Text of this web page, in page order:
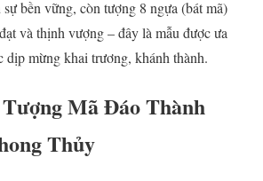
bền vững, còn tượng 8 ngựa (bát mã)
và thịnh vượng – đây là mẫu được ưa
dịp mừng khai trương, khánh thành.
Mã Đáo Thành
Thủy